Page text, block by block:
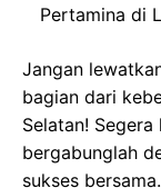
Pertamina di
Jangan
bagian dari
Selatan!
bergabunglah
sukses